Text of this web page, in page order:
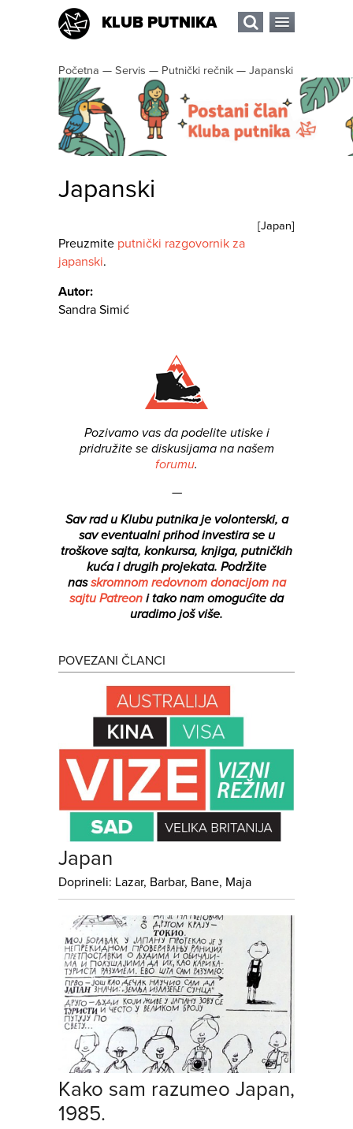
KLUB PUTNIKA
Početna — Servis — Putnički rečnik — Japanski
Japanski
[Japan]
Preuzmite putnički razgovornik za
japanski.
Autor:
Sandra Simić
Pozivamo vas da podelite utiske i
pridružite se diskusijama na našem
forumu.
—
Sav rad u Klubu putnika je volonterski, a
sav eventualni prihod investira se u
troškove sajta, konkursa, knjiga, putničkih
kuća i drugih projekata. Podržite
nasskromnom redovnom donacijom na
sajtu Patreon i tako nam omogućite da
uradimo još više.
POVEZANI ČLANCI
Japan
Doprineli: Lazar, Barbar, Bane, Maja
Kako sam razumeo Japan,
1985.